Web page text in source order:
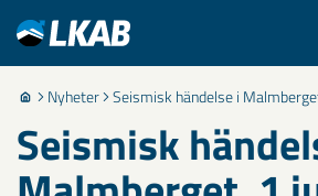
Nyheter Seismisk händelse i
Seismisk